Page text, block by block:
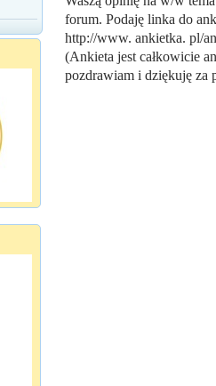
forum. Podaję linka do
http://www. ankietka. pl/
(Ankieta jest całkowicie
pozdrawiam i dziękuję za